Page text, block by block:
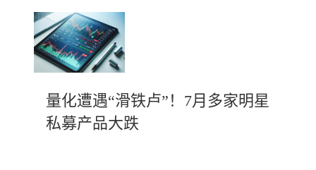
量化遭遇“滑铁卢”！7月多家明星
私募产品大跌